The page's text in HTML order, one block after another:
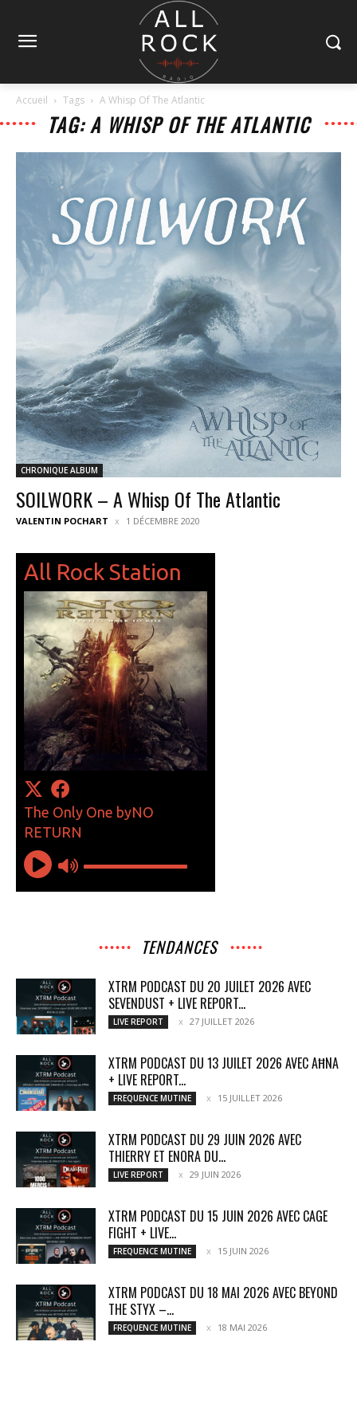
Accueil Tags A Whisp Of The Atlantic
TAG: A WHISP OF THE ATLANTIC
CHRONIQUE ALBUM
SOILWORK – A Whisp Of The Atlantic
VALENTIN POCHART 1 DÉCEMBRE 2020
TENDANCES
XTRM PODCAST DU 20 JUILET 2026 AVEC
SEVENDUST + LIVE REPORT...
LIVE REPORT 27 JUILLET 2026
XTRM PODCAST DU 13 JUILET 2026 AVEC AĦNA
+ LIVE REPORT...
FREQUENCE MUTINE 15 JUILLET 2026
XTRM PODCAST DU 29 JUIN 2026 AVEC
THIERRY ET ENORA DU...
LIVE REPORT 29 JUIN 2026
XTRM PODCAST DU 15 JUIN 2026 AVEC CAGE
FIGHT + LIVE...
FREQUENCE MUTINE 15 JUIN 2026
XTRM PODCAST DU 18 MAI 2026 AVEC BEYOND
THE STYX –...
FREQUENCE MUTINE 18 MAI 2026